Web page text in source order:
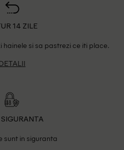
14 ZILE
hainele si sa pastrezi ce iti place.
SIGURANTA
sunt in siguranta